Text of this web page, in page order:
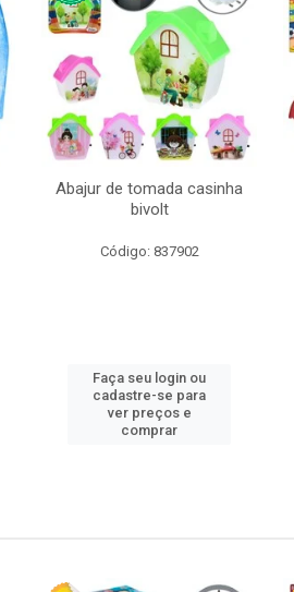
Abajur de tomada casinha
bivolt
Código: 837902
Faça seu login ou
cadastre-se para
ver preços e
comprar